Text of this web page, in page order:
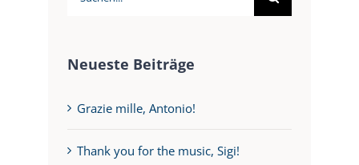
Neueste Beiträge
Grazie mille, Antonio!
Thank you for the music, Sigi!